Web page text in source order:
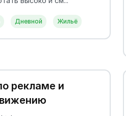
Дневной Жильё
рекламе и